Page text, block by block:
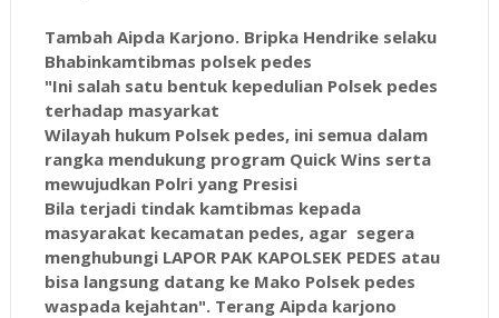
Tambah Aipda Karjono. Bripka Hendrike selaku
Bhabinkamtibmas polsek pedes
"Ini salah satu bentuk kepedulian Polsek pedes
terhadap masyarkat
Wilayah hukum Polsek pedes, ini semua dalam
rangka mendukung program Quick Wins serta
mewujudkan Polri yang Presisi
Bila terjadi tindak kamtibmas kepada
masyarakat kecamatan pedes, agar segera
menghubungi LAPOR PAK KAPOLSEK PEDES atau
bisa langsung datang ke Mako Polsek pedes
waspada kejahtan". Terang Aipda karjono